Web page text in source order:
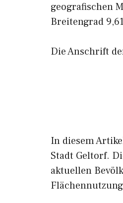
geografischen
Breitengrad
Die Anschrift
In diesem
Stadt Geltorf.
aktuellen